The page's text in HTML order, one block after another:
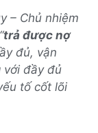
– Chủ nhiệm
trả được nợ
đủ, vận
với đầy đủ
tố cốt lõi